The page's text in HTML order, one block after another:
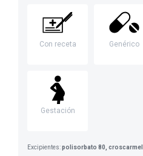
Con receta Genérico
Gestación
Excipientes:polisorbato 80,